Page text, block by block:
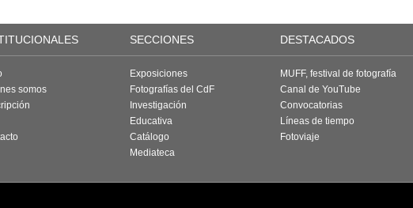
SECCIONES DESTACADOS
somos
Exposiciones
Fotografías del CdF
Investigación
Educativa
Catálogo
Mediateca
MUFF, festival de fotografía
Canal de YouTube
Convocatorias
Líneas de tiempo
Fotoviaje